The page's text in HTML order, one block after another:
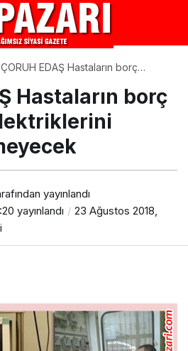
ÇORUH EDAŞ Hastaların borç
kesmeyecek
Hastaların borç
yayınlandı
yayınlandı
23 Ağustos 2018,